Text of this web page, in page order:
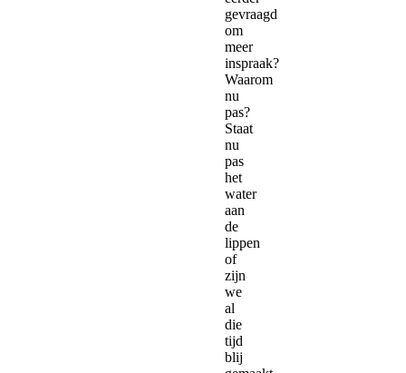
gevraagd
om
meer
inspraak?
Waarom
nu
pas?
Staat
nu
pas
het
water
aan
de
lippen
of
zijn
we
al
die
tijd
blij